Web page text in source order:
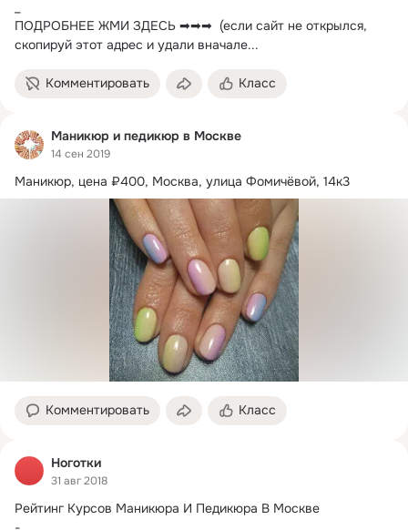
ПОДРОБНЕЕ ЖМИ ЗДЕСЬ ➡➡➡  (если сайт не открылся,
скопируй этот адрес и удали вначале...
Комментировать Класс
Маникюр и педикюр в Москве
14 сен 2019
Комментировать Класс
Ноготки
31 авг 2018
Рейтинг Курсов Маникюра И Педикюра В Москве